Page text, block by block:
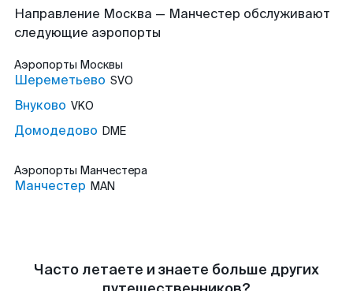
Направление Москва — Манчестер обслуживают
следующие аэропорты
Аэропорты Москвы
Шереметьево SVO
Внуково VKO
Домодедово DME
Аэропорты Манчестера
Манчестер MAN
Часто летаете и знаете больше других